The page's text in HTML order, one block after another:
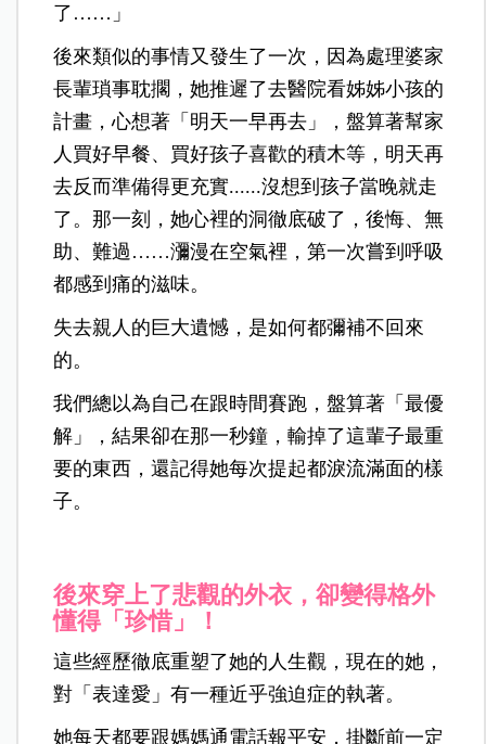
了……」
後來類似的事情又發生了一次，因為處理婆家
長輩瑣事耽擱，她推遲了去醫院看姊姊小孩的
計畫，心想著「明天一早再去」，盤算著幫家
人買好早餐、買好孩子喜歡的積木等，明天再
去反而準備得更充實......沒想到孩子當晚就走
了。那一刻，她心裡的洞徹底破了，後悔、無
助、難過……瀰漫在空氣裡，第一次嘗到呼吸
都感到痛的滋味。
失去親人的巨大遺憾，是如何都彌補不回來
的。
我們總以為自己在跟時間賽跑，盤算著「最優
解」，結果卻在那一秒鐘，輸掉了這輩子最重
要的東西，還記得她每次提起都淚流滿面的樣
子。
後來穿上了悲觀的外衣，卻變得格外
懂得「珍惜」！
這些經歷徹底重塑了她的人生觀，現在的她，
對「表達愛」有一種近乎強迫症的執著。
她每天都要跟媽媽通電話報平安，掛斷前一定